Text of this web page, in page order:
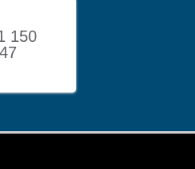
150